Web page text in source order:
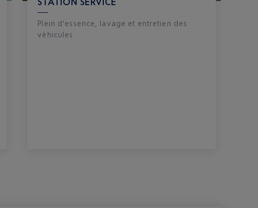
Plein d'essence, lavage et entretien des
véhicules